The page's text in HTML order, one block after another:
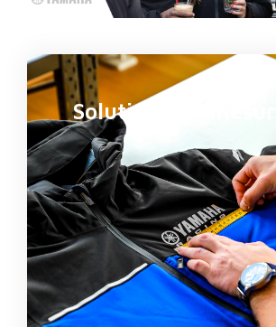
Solution sur-mesure